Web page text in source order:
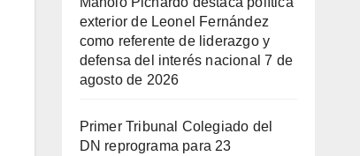
exterior de Leonel Fernández
como referente de liderazgo y
defensa del interés nacional 7 de
agosto de 2026
Primer Tribunal Colegiado del
DN reprograma para 23